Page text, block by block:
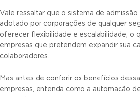
Vale ressaltar que o sistema de
adotado por corporações de qualquer
oferecer flexibilidade e escalabilidade, o
empresas que pretendem expandir sua
colaboradores.
Mas antes de conferir os benefícios
empresas, entenda como a automação